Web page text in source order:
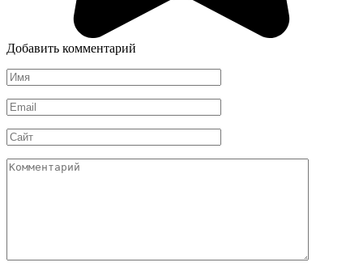
Добавить комментарий
Имя
*
Email
*
Сайт
Комментарий